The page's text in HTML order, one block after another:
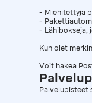
- Miehitettyjä
-
- Lähibokseja,
Kun olet
Voit hakea
Palvelupisteet